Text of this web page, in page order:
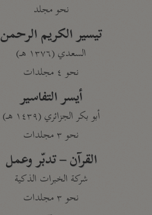
نحو مجلد
تيسير الكريم الرحمن
السعدي (١٣٧٦ هـ)
نحو ٤ مجلدات
أيسر التفاسير
أبو بكر الجزائري (١٤٣٩ هـ)
نحو ٣ مجلدات
القرآن – تدبّر وعمل
شركة الخبرات الذكية
نحو ٣ مجلدات